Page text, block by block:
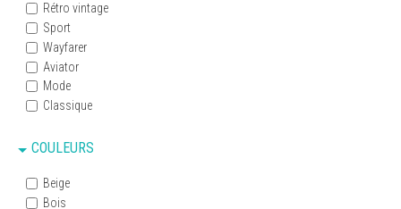
Rétro vintage
Sport
Wayfarer
Aviator
Mode
Classique
COULEURS
Beige
Bois